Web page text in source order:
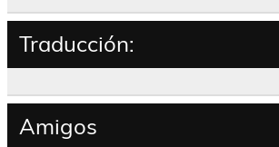
Traducción:
Amigos